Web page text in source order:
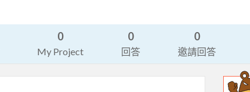
0
My Project
0
回答
0
邀請回答